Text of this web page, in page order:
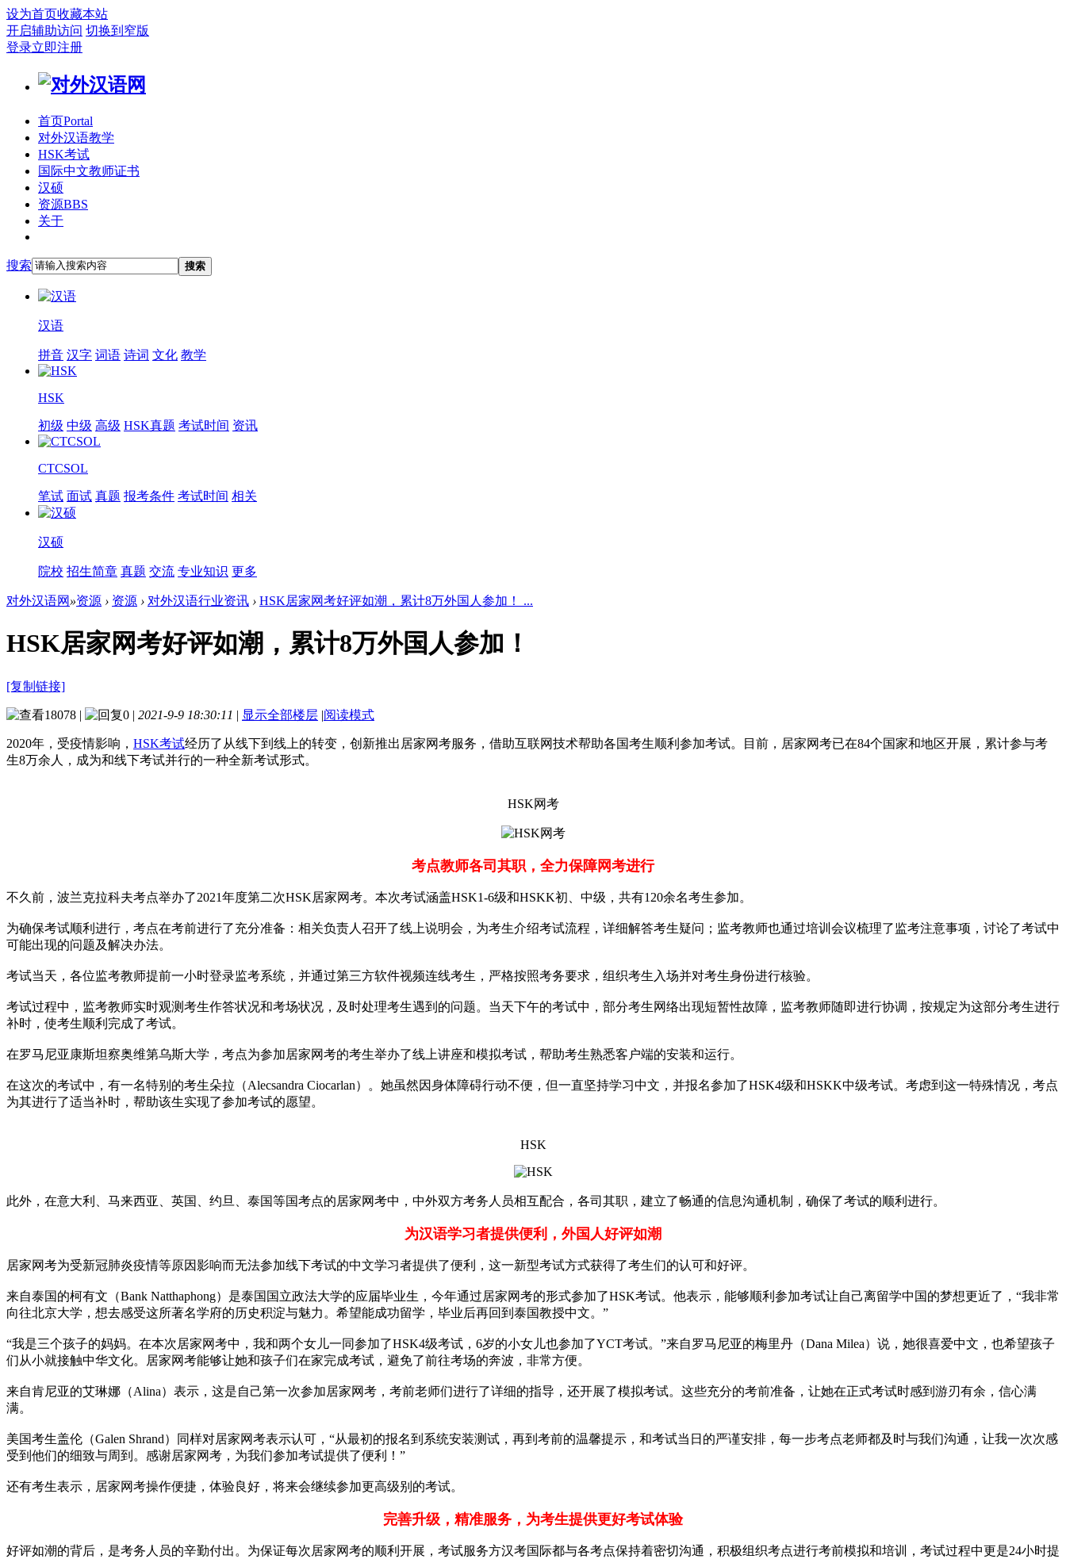
设为首页收藏本站
开启辅助访问 切换到窄版
登录立即注册
首页Portal
对外汉语教学
HSK考试
国际中文教师证书
汉硕
资源BBS
关于
搜索 搜索
汉语
拼音 汉字 词语 诗词 文化 教学
HSK
初级 中级 高级 HSK真题 考试时间 资讯
CTCSOL
笔试 面试 真题 报考条件 考试时间 相关
汉硕
院校 招生简章 真题 交流 专业知识 更多
对外汉语网 »资源 › 资源 › 对外汉语行业资讯 › HSK居家网考好评如潮，累计8万外国人参加！ ...
HSK居家网考好评如潮，累计8万外国人参加！
[复制链接]
18078 | 0 | 2021-9-9 18:30:11 | 显示全部楼层 |阅读模式
2020年，受疫情影响， HSK考试经历了从线下到线上的转变，创新推出居家网考服务，借助互联网技术帮助各国考生顺利参加考试。目前，居家网考已在84个国家和地区开展，累计参与考
生8万余人，成为和线下考试并行的一种全新考试形式。
HSK网考
考点教师各司其职，全力保障网考进行
不久前，波兰克拉科夫考点举办了2021年度第二次HSK居家网考。本次考试涵盖HSK1-6级和HSKK初、中级，共有120余名考生参加。
为确保考试顺利进行，考点在考前进行了充分准备：相关负责人召开了线上说明会，为考生介绍考试流程，详细解答考生疑问；监考教师也通过培训会议梳理了监考注意事项，讨论了考试中
可能出现的问题及解决办法。
考试当天，各位监考教师提前一小时登录监考系统，并通过第三方软件视频连线考生，严格按照考务要求，组织考生入场并对考生身份进行核验。
考试过程中，监考教师实时观测考生作答状况和考场状况，及时处理考生遇到的问题。当天下午的考试中，部分考生网络出现短暂性故障，监考教师随即进行协调，按规定为这部分考生进行
补时，使考生顺利完成了考试。
在罗马尼亚康斯坦察奥维第乌斯大学，考点为参加居家网考的考生举办了线上讲座和模拟考试，帮助考生熟悉客户端的安装和运行。
在这次的考试中，有一名特别的考生朵拉（Alecsandra Ciocarlan）。她虽然因身体障碍行动不便，但一直坚持学习中文，并报名参加了HSK4级和HSKK中级考试。考虑到这一特殊情况，考点
为其进行了适当补时，帮助该生实现了参加考试的愿望。
HSK
此外，在意大利、马来西亚、英国、约旦、泰国等国考点的居家网考中，中外双方考务人员相互配合，各司其职，建立了畅通的信息沟通机制，确保了考试的顺利进行。
为汉语学习者提供便利，外国人好评如潮
居家网考为受新冠肺炎疫情等原因影响而无法参加线下考试的中文学习者提供了便利，这一新型考试方式获得了考生们的认可和好评。
来自泰国的柯有文（Bank Natthaphong）是泰国国立政法大学的应届毕业生，今年通过居家网考的形式参加了HSK考试。他表示，能够顺利参加考试让自己离留学中国的梦想更近了，“我非常
向往北京大学，想去感受这所著名学府的历史积淀与魅力。希望能成功留学，毕业后再回到泰国教授中文。”
“我是三个孩子的妈妈。在本次居家网考中，我和两个女儿一同参加了HSK4级考试，6岁的小女儿也参加了YCT考试。”来自罗马尼亚的梅里丹（Dana Milea）说，她很喜爱中文，也希望孩子
们从小就接触中华文化。居家网考能够让她和孩子们在家完成考试，避免了前往考场的奔波，非常方便。
来自肯尼亚的艾琳娜（Alina）表示，这是自己第一次参加居家网考，考前老师们进行了详细的指导，还开展了模拟考试。这些充分的考前准备，让她在正式考试时感到游刃有余，信心满
满。
美国考生盖伦（Galen Shrand）同样对居家网考表示认可，“从最初的报名到系统安装测试，再到考前的温馨提示，和考试当日的严谨安排，每一步考点老师都及时与我们沟通，让我一次次感
受到他们的细致与周到。感谢居家网考，为我们参加考试提供了便利！”
还有考生表示，居家网考操作便捷，体验良好，将来会继续参加更高级别的考试。
完善升级，精准服务，为考生提供更好考试体验
好评如潮的背后，是考务人员的辛勤付出。为保证每次居家网考的顺利开展，考试服务方汉考国际都与各考点保持着密切沟通，积极组织考点进行考前模拟和培训，考试过程中更是24小时提